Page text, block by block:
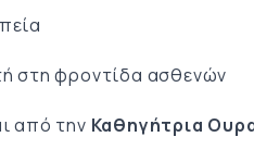
στη φροντίδα ασθενών
από την Καθηγήτρια